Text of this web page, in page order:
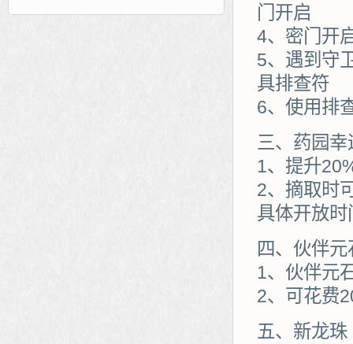
门开启
4、密门开
5、遇到守
具排查符
6、使用排
三、药园幸
1、提升
2、摘取时
具体开放
四、伙伴
1、伙伴元
2、可花费
五、新龙珠